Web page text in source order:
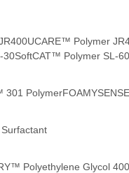
UCARE™ Polymer
30SoftCAT™ Polymer SL-60
301 Polymer
Polyethylene Glycol